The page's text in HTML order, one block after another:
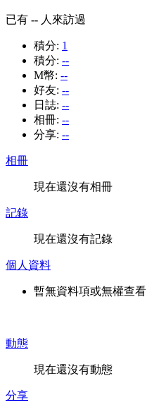
已有 -- 人來訪過
積分: 1
積分: --
M幣: --
好友: --
日誌: --
相冊: --
分享: --
相冊
現在還沒有相冊
記錄
現在還沒有記錄
個人資料
暫無資料項或無權查看
動態
現在還沒有動態
分享